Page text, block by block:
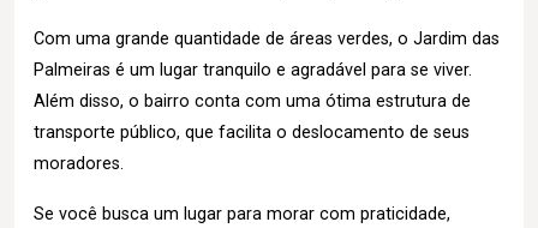
Com uma grande quantidade de áreas verdes, o Jardim das
Palmeiras é um lugar tranquilo e agradável para se viver.
Além disso, o bairro conta com uma ótima estrutura de
transporte público, que facilita o deslocamento de seus
moradores.
Se você busca um lugar para morar com praticidade,